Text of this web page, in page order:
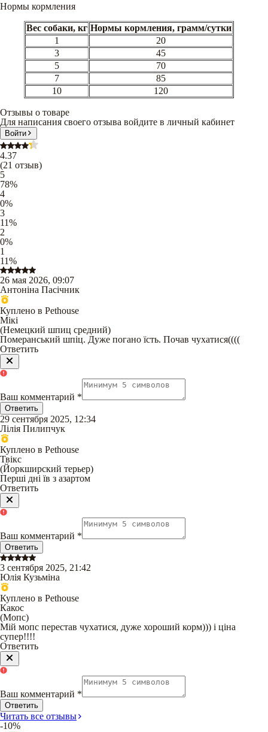
Нормы кормления
Вес собаки, кг Нормы кормления, грамм/сутки
1
20
3
45
5
70
7
85
10
120
Отзывы о товаре
Для написания своего отзыва войдите в личный кабинет
Войти
4.37
(21 отзыв)
5
78%
4
0%
3
11%
2
0%
1
11%
26 мая 2026, 09:07
Антоніна Пасічник
Куплено в Pethouse
Мікі
(Немецкий шпиц средний)
Померанський шпіц. Дуже погано їсть. Почав чухатися((((
Ответить
Ваш комментарий *
Ответить
29 сентября 2025, 12:34
Лілія Пилипчук
Куплено в Pethouse
Твікс
(Йоркширский терьер)
Перші дні їв з азартом
Ответить
Ваш комментарий *
Ответить
3 сентября 2025, 21:42
Юлія Кузьміна
Куплено в Pethouse
Какос
(Мопс)
Мій мопс перестав чухатися, дуже хороший корм))) і ціна
супер!!!!
Ответить
Ваш комментарий *
Ответить
Читать все отзывы
-10%